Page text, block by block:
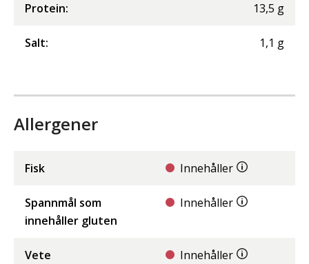
Protein: 13,5 g
Salt: 1,1 g
Allergener
Fisk Innehåller
Spannmål som
innehåller gluten
Innehåller
Vete Innehåller